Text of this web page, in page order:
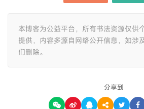
本博客为公益平台，所有书法资源仅供
提供，内容多源自网络公开信息，如涉
们删除。
分享到